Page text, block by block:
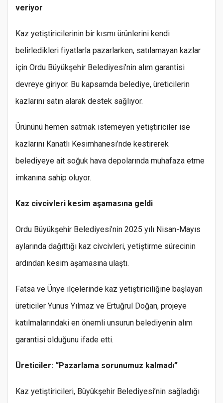
veriyor
Kaz yetiştiricilerinin bir kısmı ürünlerini kendi
belirledikleri fiyatlarla pazarlarken, satılamayan kazlar
için Ordu Büyükşehir Belediyesi’nin alım garantisi
devreye giriyor. Bu kapsamda belediye, üreticilerin
kazlarını satın alarak destek sağlıyor.
Ürününü hemen satmak istemeyen yetiştiriciler ise
kazlarını Kanatlı Kesimhanesi’nde kestirerek
belediyeye ait soğuk hava depolarında muhafaza etme
imkanına sahip oluyor.
Kaz civcivleri kesim aşamasına geldi
Ordu Büyükşehir Belediyesi’nin 2025 yılı Nisan-Mayıs
aylarında dağıttığı kaz civcivleri, yetiştirme sürecinin
ardından kesim aşamasına ulaştı.
Fatsa ve Ünye ilçelerinde kaz yetiştiriciliğine başlayan
üreticiler Yunus Yılmaz ve Ertuğrul Doğan, projeye
katılmalarındaki en önemli unsurun belediyenin alım
garantisi olduğunu ifade etti.
Üreticiler: “Pazarlama sorunumuz kalmadı”
Kaz yetiştiricileri, Büyükşehir Belediyesi’nin sağladığı